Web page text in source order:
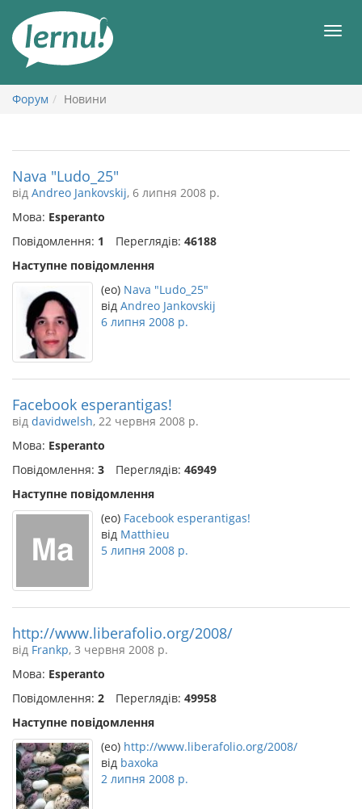
змісту
Форум Новини
Nava "Ludo_25"
від Andreo Jankovskij, 6 липня 2008 р.
Мова: Esperanto
Повідомлення: 1 Переглядів: 46188
Наступне повідомлення
(eo) Nava "Ludo_25"
від Andreo Jankovskij
6 липня 2008 р.
Facebook esperantigas!
від davidwelsh, 22 червня 2008 р.
Мова: Esperanto
Повідомлення: 3 Переглядів: 46949
Наступне повідомлення
(eo) Facebook esperantigas!
від Matthieu
5 липня 2008 р.
http://www.liberafolio.org/2008/
від Frankp, 3 червня 2008 р.
Мова: Esperanto
Повідомлення: 2 Переглядів: 49958
Наступне повідомлення
(eo) http://www.liberafolio.org/2008/
від baxoka
2 липня 2008 р.